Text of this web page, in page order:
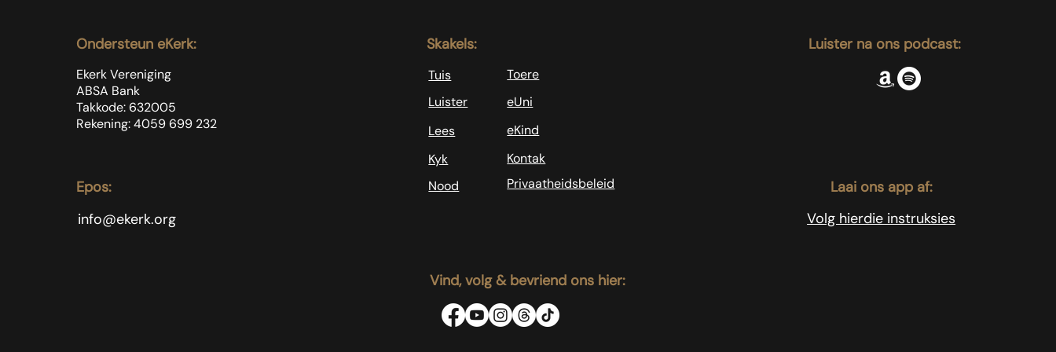
Ondersteun eKerk:
Ekerk Vereniging
ABSA Bank
Takkode: 632005
Rekening: 4059 699 232
Epos:
info@ekerk.org
Skakels:
Tuis
Toere
Luister
eUni
Lees
eKind
Kyk
Kontak
Nood
Privaatheidsbeleid
Vind, volg & bevriend ons hier:
Luister na ons podcast:
Laai ons app af:
Volg hierdie instruksies